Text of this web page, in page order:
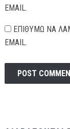
EMAIL.
ΕΠΙΘΥΜΏ ΝΑ
EMAIL.